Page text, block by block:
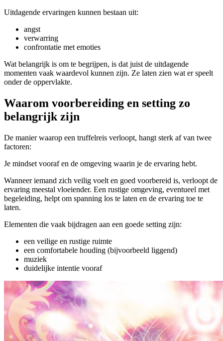
Uitdagende ervaringen kunnen bestaan uit:
angst
verwarring
confrontatie met emoties
Wat belangrijk is om te begrijpen, is dat juist de uitdagende
momenten vaak waardevol kunnen zijn. Ze laten zien wat er speelt
onder de oppervlakte.
Waarom voorbereiding en setting zo
belangrijk zijn
De manier waarop een truffelreis verloopt, hangt sterk af van twee
factoren:
Je mindset vooraf en de omgeving waarin je de ervaring hebt.
Wanneer iemand zich veilig voelt en goed voorbereid is, verloopt de
ervaring meestal vloeiender. Een rustige omgeving, eventueel met
begeleiding, helpt om spanning los te laten en de ervaring toe te
laten.
Elementen die vaak bijdragen aan een goede setting zijn:
een veilige en rustige ruimte
een comfortabele houding (bijvoorbeeld liggend)
muziek
duidelijke intentie vooraf